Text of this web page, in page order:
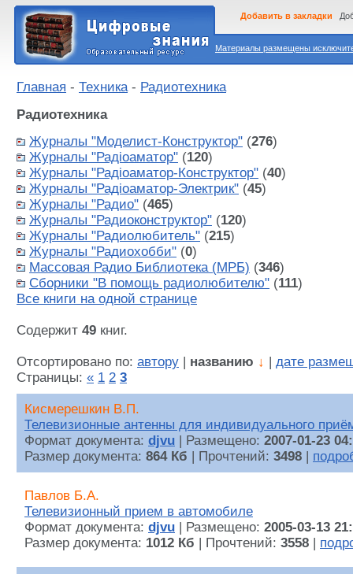
Материалы размещены
Добавить в закладки
Главная - Техника- Радиотехника
Радиотехника
Журналы "Моделист-Конструктор" (276)
Журналы "Радiоаматор" (120)
Журналы "Радiоаматор-Конструктор" (40)
Журналы "Радiоаматор-Электрик" (45)
Журналы "Радио" (465)
Журналы "Радиоконструктор" (120)
Журналы "Радиолюбитель" (215)
Журналы "Радиохобби" (0)
Массовая Радио Библиотека (МРБ) (346)
Сборники "В помощь радиолюбителю" (111)
Все книги на одной странице
Содержит 49 книг.
Отсортировано по: автору названию ↓
дате
Страницы: « 1 2 3
Кисмерешкин В.П.
Телевизионные антенны для индивидуального
Формат документа: djvu | Размещено: 2007-01-23
Размер документа: 864 Кб | Прочтений: 3498
Павлов Б.А.
Телевизионный прием в автомобиле
Формат документа: djvu | Размещено: 2005-03-13
Размер документа: 1012 Кб | Прочтений: 3558